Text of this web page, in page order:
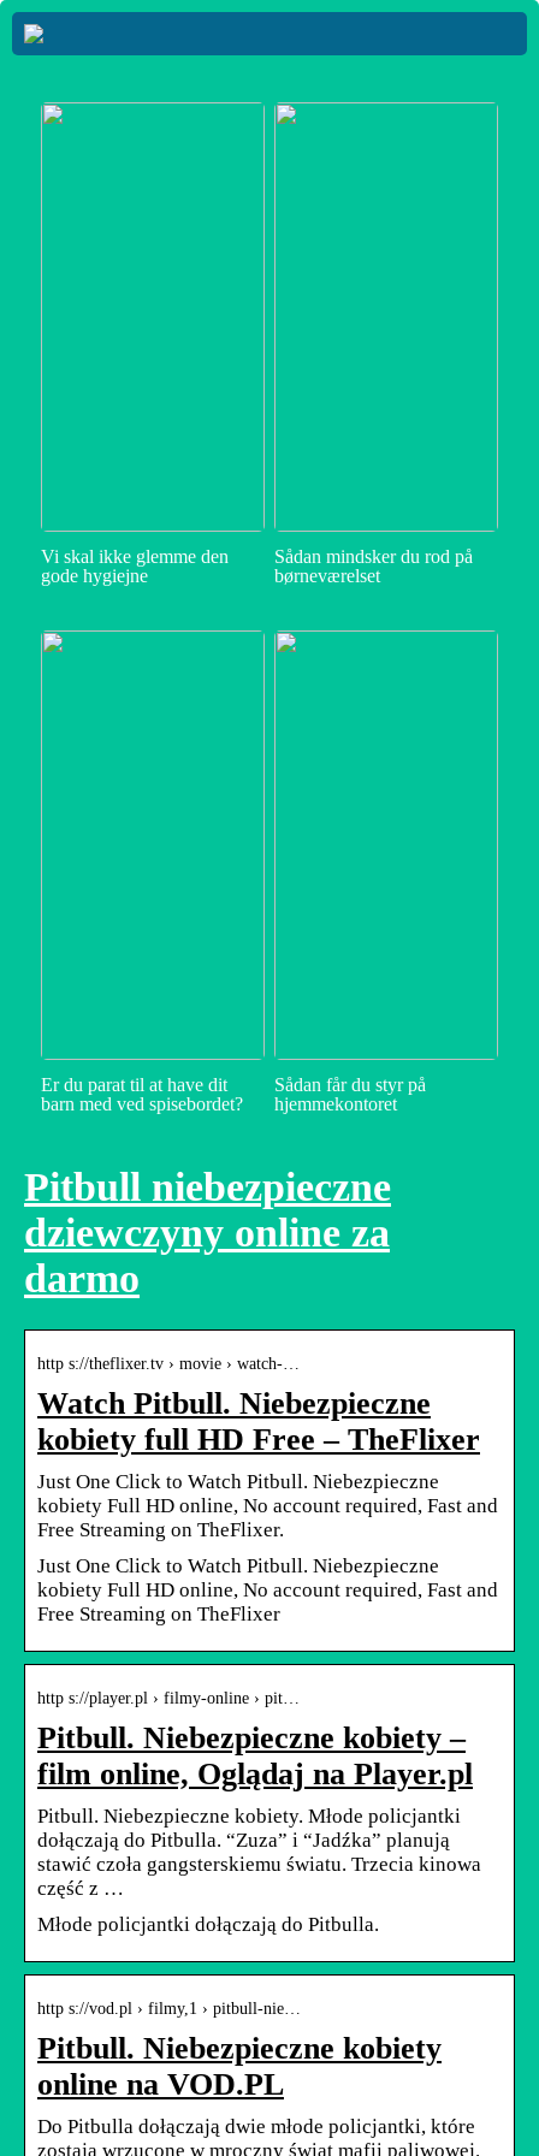
Vi skal ikke glemme den
gode hygiejne
Sådan mindsker du rod på
børneværelset
Er du parat til at have dit
barn med ved spisebordet?
Sådan får du styr på
hjemmekontoret
Pitbull niebezpieczne
dziewczyny online za
darmo
http s://theflixer.tv › movie › watch-…
Watch Pitbull. Niebezpieczne
kobiety full HD Free – TheFlixer
Just One Click to Watch Pitbull. Niebezpieczne
kobiety Full HD online, No account required, Fast and
Free Streaming on TheFlixer.
Just One Click to Watch Pitbull. Niebezpieczne
kobiety Full HD online, No account required, Fast and
Free Streaming on TheFlixer
http s://player.pl › filmy-online › pit…
Pitbull. Niebezpieczne kobiety –
film online, Oglądaj na Player.pl
Pitbull. Niebezpieczne kobiety. Młode policjantki
dołączają do Pitbulla. “Zuza” i “Jadźka” planują
stawić czoła gangsterskiemu światu. Trzecia kinowa
część z …
Młode policjantki dołączają do Pitbulla.
http s://vod.pl › filmy,1 › pitbull-nie…
Pitbull. Niebezpieczne kobiety
online na VOD.PL
Do Pitbulla dołączają dwie młode policjantki, które
zostają wrzucone w mroczny świat mafii paliwowej.